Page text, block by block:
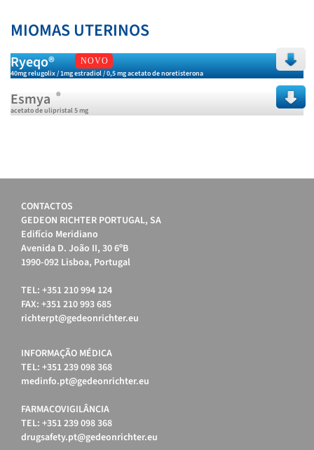
MIOMAS UTERINOS
Ryeqo®
NOVO
40mg relugolix / 1mg estradiol / 0,5 mg acetato de noretisterona
Esmya ®
acetato de ulipristal 5 mg
CONTACTOS
GEDEON RICHTER PORTUGAL, SA
Edifício Meridiano
Avenida D. João II, 30 6ºB
1990-092 Lisboa, Portugal
TEL: +351 210 994 124
FAX: +351 210 993 685
richterpt@gedeonrichter.eu
INFORMAÇÃO MÉDICA
TEL: +351 239 098 368
medinfo.pt@gedeonrichter.eu
FARMACOVIGILÂNCIA
TEL: +351 239 098 368
drugsafety.pt@gedeonrichter.eu